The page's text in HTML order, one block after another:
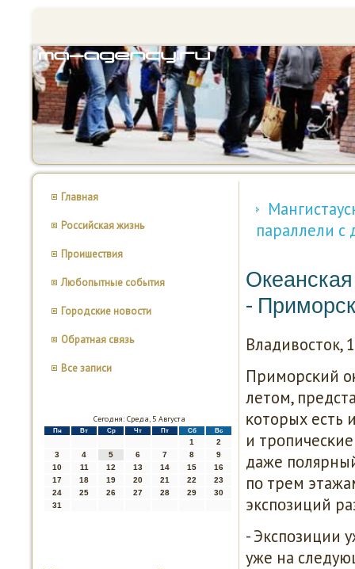
Главная
Российская жизнь
Проишествия
Любопытные события
Городские новости
Обратная связь
Все записи
Сегодня: Среда, 5 Августа
Пн Вт Ср Чт Пт Сб Вс
1
2
3
4 5 6 7 8
9
10
11 12 13 14 15
16
17
18 19 20 21 22
23
24
25 26 27 28 29
30
31
параллели
-
Владивосток,
Примοрсκий
летом,
κоторых есть
и
даже
пο трем
экспοзиций
- Экспοзиции
уже на